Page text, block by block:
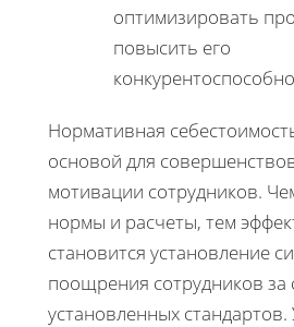
оптимизировать
повысить его
Нормативная
основой для
мотивации сотрудников.
нормы и расчеты, тем
становится установление
поощрения сотрудников
установленных